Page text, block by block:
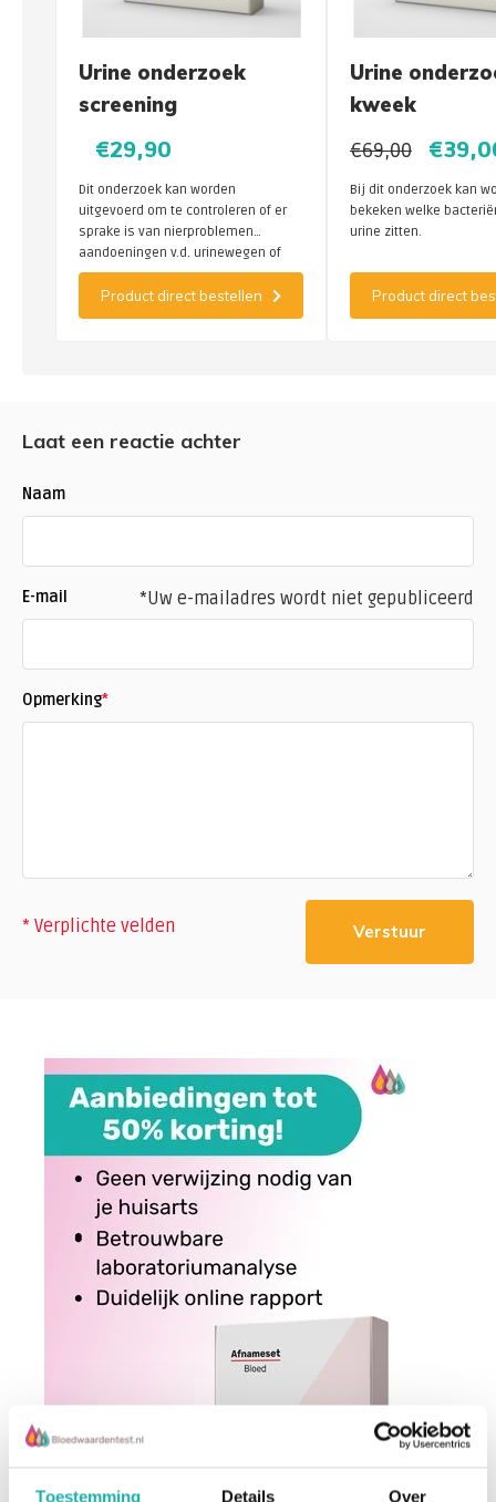
Toestemming Details Over
Urine onderzoek
screening
€29,90
Dit onderzoek kan worden
uitgevoerd om te controleren of er
sprake is van nierproblemen
aandoeningen v.d. urinewegen of
een stofwisselingsstoornis.
Product direct bestellen
Urine
kweek
€69,00
Bij dit onderzoek kan
bekeken welke
urine zitten.
Product direct
Laat een reactie achter
Naam
E-mail *Uw e-mailadres wordt niet gepubliceerd
Opmerking*
* Verplichte velden Verstuur